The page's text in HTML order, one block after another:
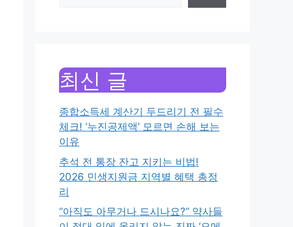
최신 글
종합소득세 계산기 두드리기 전 필수
체크! ‘누진공제액’ 모르면 손해 보는
이유
추석 전 통장 잔고 지키는 비법!
2026 민생지원금 지역별 혜택 총정
리
“아직도 아무거나 드시나요?” 약사들